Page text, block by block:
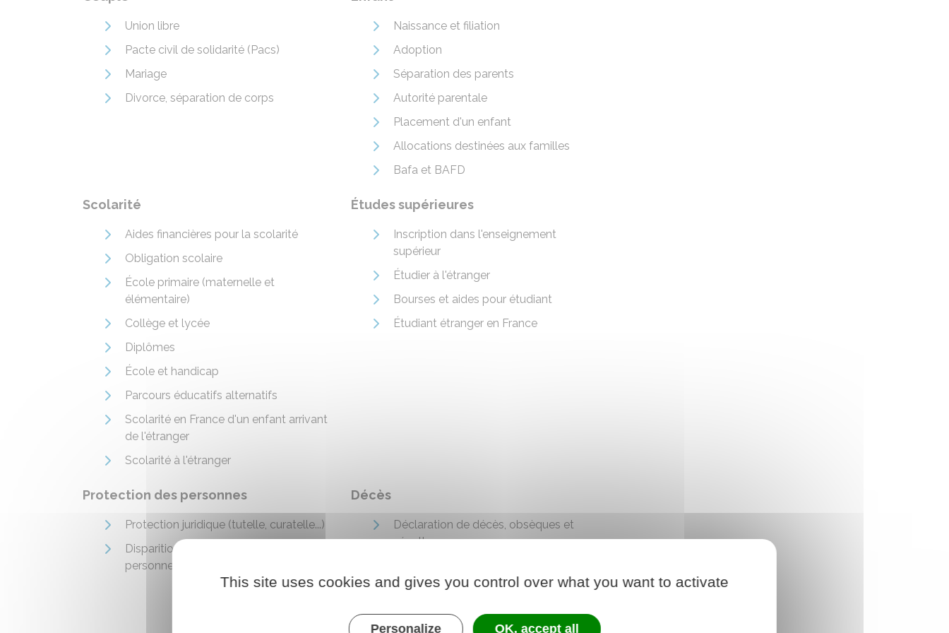
Union libre
Pacte civil de solidarité (Pacs)
Mariage
Divorce, séparation de corps
Naissance et filiation
Adoption
Séparation des parents
Autorité parentale
Placement d'un enfant
Allocations destinées aux familles
Bafa et BAFD
Scolarité
Aides financières pour la scolarité
Obligation scolaire
École primaire (maternelle et
élémentaire)
Collège et lycée
Diplômes
École et handicap
Parcours éducatifs alternatifs
Scolarité en France d'un enfant arrivant
de l'étranger
Scolarité à l'étranger
Études supérieures
Inscription dans l'enseignement
supérieur
Étudier à l'étranger
Bourses et aides pour étudiant
Étudiant étranger en France
Protection des personnes
Protection juridique (tutelle, curatelle...)
Disparition et enlèvement de
personnes
Décès
Déclaration de décès, obsèques et
sépulture
décès d'un salarié du secteur privé
décès d'un agent public
This site uses cookies and gives you control over what you want to activate
Personalize OK, accept all